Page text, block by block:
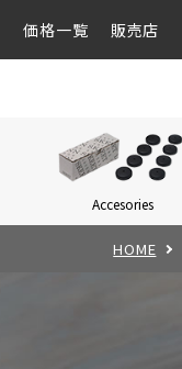
価格一覧 販売店
Accesories
HOME